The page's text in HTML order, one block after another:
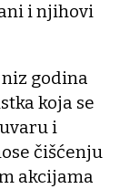
i njihovi
godina
koja se
i
čišćenju
akcijama